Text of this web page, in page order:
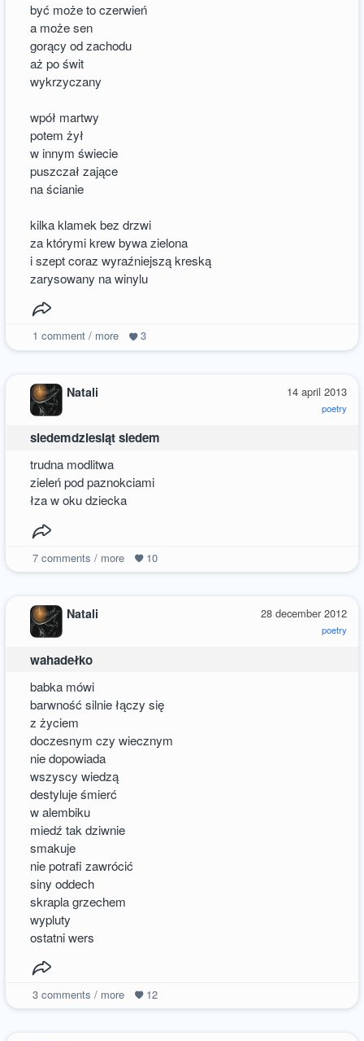
być może to czerwień
a może sen
gorący od zachodu
aż po świt
wykrzyczany
wpół martwy
potem żył
w innym świecie
puszczał zające
na ścianie
kilka klamek bez drzwi
za którymi krew bywa zielona
i szept coraz wyraźniejszą kreską
zarysowany na winylu
1 comment / more 3
14 april 2013
poetry
Natali
siedemdziesiąt siedem
trudna modlitwa
zieleń pod paznokciami
łza w oku dziecka
7comments / more 10
28 december 2012
poetry
Natali
wahadełko
babka mówi
barwność silnie łączy się
z życiem
doczesnym czy wiecznym
nie dopowiada
wszyscy wiedzą
destyluje śmierć
w alembiku
miedź tak dziwnie
smakuje
nie potrafi zawrócić
siny oddech
skrapla grzechem
wypluty
ostatni wers
3comments / more 12